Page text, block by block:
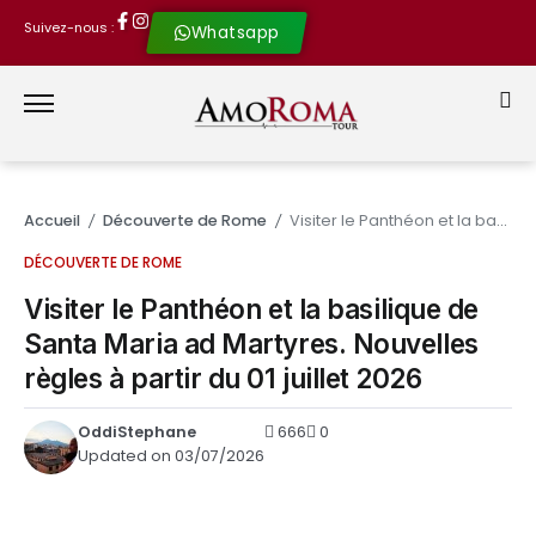
Suivez-nous : Whatsapp
Accueil / Découverte de Rome / Visiter le Panthéon et la basilique de Santa Maria ad Martyres. Nouvelles règles à partir du 01 juillet 2026
DÉCOUVERTE DE ROME
Visiter le Panthéon et la basilique de
Santa Maria ad Martyres. Nouvelles
règles à partir du 01 juillet 2026
OddiStephane
Updated on 03/07/2026
666 0